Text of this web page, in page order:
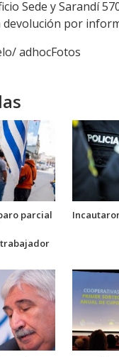
Sede y Sarandí
por
adhocFotos
parcial